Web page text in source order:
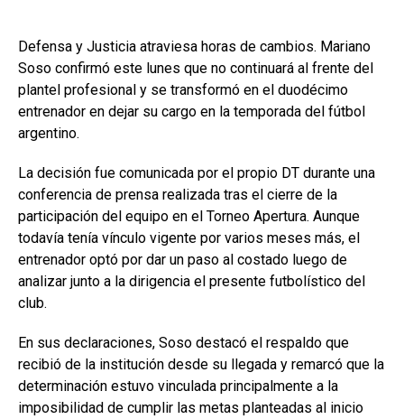
Defensa y Justicia atraviesa horas de cambios. Mariano
Soso confirmó este lunes que no continuará al frente del
plantel profesional y se transformó en el duodécimo
entrenador en dejar su cargo en la temporada del fútbol
argentino.
La decisión fue comunicada por el propio DT durante una
conferencia de prensa realizada tras el cierre de la
participación del equipo en el Torneo Apertura. Aunque
todavía tenía vínculo vigente por varios meses más, el
entrenador optó por dar un paso al costado luego de
analizar junto a la dirigencia el presente futbolístico del
club.
En sus declaraciones, Soso destacó el respaldo que
recibió de la institución desde su llegada y remarcó que la
determinación estuvo vinculada principalmente a la
imposibilidad de cumplir las metas planteadas al inicio